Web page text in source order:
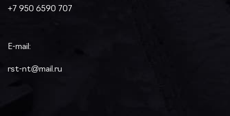
+7 950 6590 707
E-mail:
rst-nt@mail.ru